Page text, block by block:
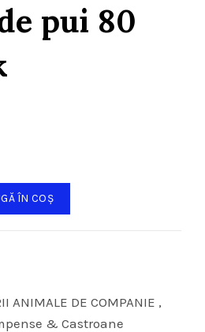
pui 80
ÎN COȘ
ANIMALE DE COMPANIE ,
& Castroane